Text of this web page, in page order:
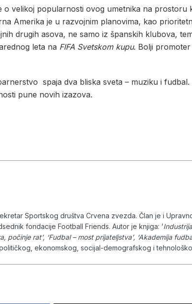
o velikoj popularnosti ovog umetnika na
Amerika je u razvojnim planovima, kao
drugih asova, ne samo iz španskih klubova,
leta na FIFA Svetskom kupu. Bolji promoter
spaja dva bliska sveta – muziku i
pune novih izazova.
Sportskog društva Crvena zvezda. Član je i
fondacije Football Friends. Autor je knjiga: ‘
počinje rat’, ‘Fudbal – most prijateljstva’, ‘Akademija
ekonomskog, socijal-demografskog i